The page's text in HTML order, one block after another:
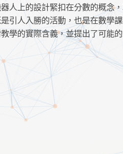
人上的設計緊扣在分數的概念
引人入勝的活動，也是在數學
學的實際含義，並提出了可能